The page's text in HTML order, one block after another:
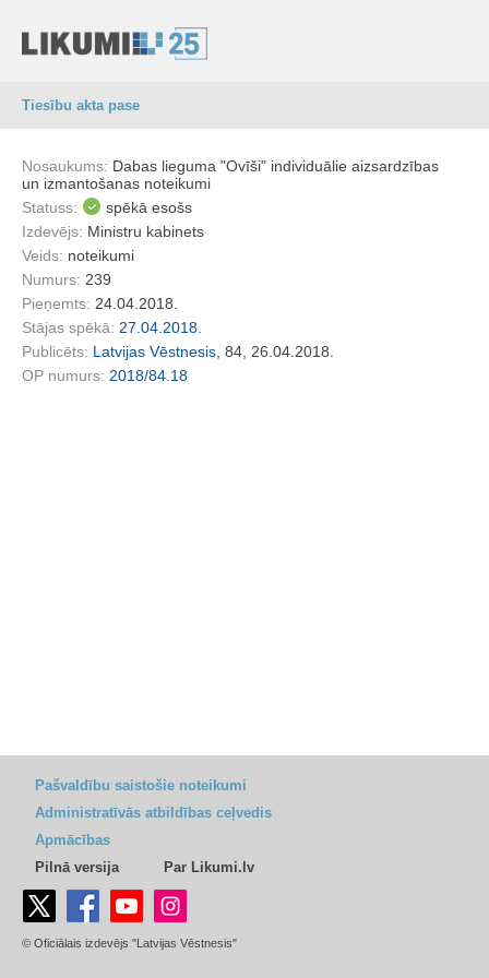
Tiesību akta pase
Nosaukums: Dabas lieguma "Ovīši" individuālie aizsardzības
un izmantošanas noteikumi
Statuss:
spēkā esošs
Izdevējs: Ministru kabinets
Veids: noteikumi
Numurs: 239
Pieņemts: 24.04.2018.
Stājas spēkā: 27.04.2018.
Publicēts: Latvijas Vēstnesis , 84, 26.04.2018.
OP numurs: 2018/84.18
Pašvaldību saistošie noteikumi
Administratīvās atbildības ceļvedis
Apmācības
Pilnā versija
Par Likumi.lv
© Oficiālais izdevējs "Latvijas Vēstnesis"